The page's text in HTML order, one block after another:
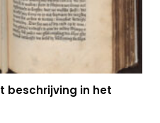
beschrijving in het